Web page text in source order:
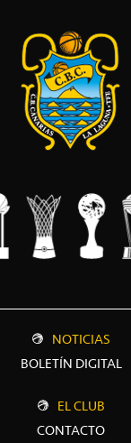
NOTICIAS
BOLETÍN DIGITAL
EL CLUB
CONTACTO